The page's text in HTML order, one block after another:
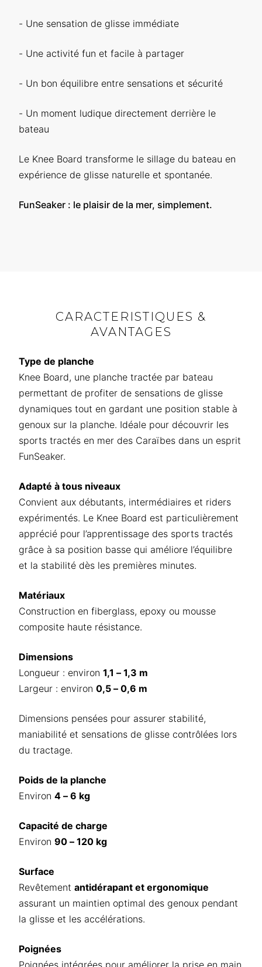
- Une sensation de glisse immédiate
- Une activité fun et facile à partager
- Un bon équilibre entre sensations et sécurité
- Un moment ludique directement derrière le
bateau
Le Knee Board transforme le sillage du bateau en
expérience de glisse naturelle et spontanée.
FunSeaker : le plaisir de la mer, simplement.
CARACTERISTIQUES &
AVANTAGES
Type de planche
Knee Board, une planche tractée par bateau
permettant de profiter de sensations de glisse
dynamiques tout en gardant une position stable à
genoux sur la planche. Idéale pour découvrir les
sports tractés en mer des Caraïbes dans un esprit
FunSeaker.
Adapté à tous niveaux
Convient aux débutants, intermédiaires et riders
expérimentés. Le Knee Board est particulièrement
apprécié pour l’apprentissage des sports tractés
grâce à sa position basse qui améliore l’équilibre
et la stabilité dès les premières minutes.
Matériaux
Construction en fiberglass, epoxy ou mousse
composite haute résistance.
Dimensions
Longueur : environ 1,1 – 1,3 m
Largeur : environ 0,5 – 0,6 m
Dimensions pensées pour assurer stabilité,
maniabilité et sensations de glisse contrôlées lors
du tractage.
Poids de la planche
Environ 4 – 6 kg
Capacité de charge
Environ 90 – 120 kg
Surface
Revêtement antidérapant et ergonomique
assurant un maintien optimal des genoux pendant
la glisse et les accélérations.
Poignées
Poignées intégrées pour améliorer la prise en main